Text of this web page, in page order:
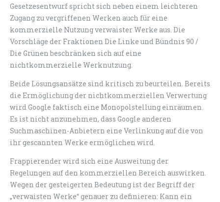
Gesetzesentwurf spricht sich neben einem leichteren
Zugang zu vergriffenen Werken auch für eine
kommerzielle Nutzung verwaister Werke aus. Die
Vorschläge der Fraktionen Die Linke und Bündnis 90 /
Die Grünen beschränken sich auf eine
nichtkommerzielle Werknutzung.
Beide Lösungsansätze sind kritisch zu beurteilen. Bereits
die Ermöglichung der nichtkommerziellen Verwertung
wird Google faktisch eine Monopolstellung einräumen.
Es ist nicht anzunehmen, dass Google anderen
Suchmaschinen-Anbietern eine Verlinkung auf die von
ihr gescannten Werke ermöglichen wird.
Frappierender wird sich eine Ausweitung der
Regelungen auf den kommerziellen Bereich auswirken.
Wegen der gesteigerten Bedeutung ist der Begriff der
„verwaisten Werke“ genauer zu definieren: Kann ein